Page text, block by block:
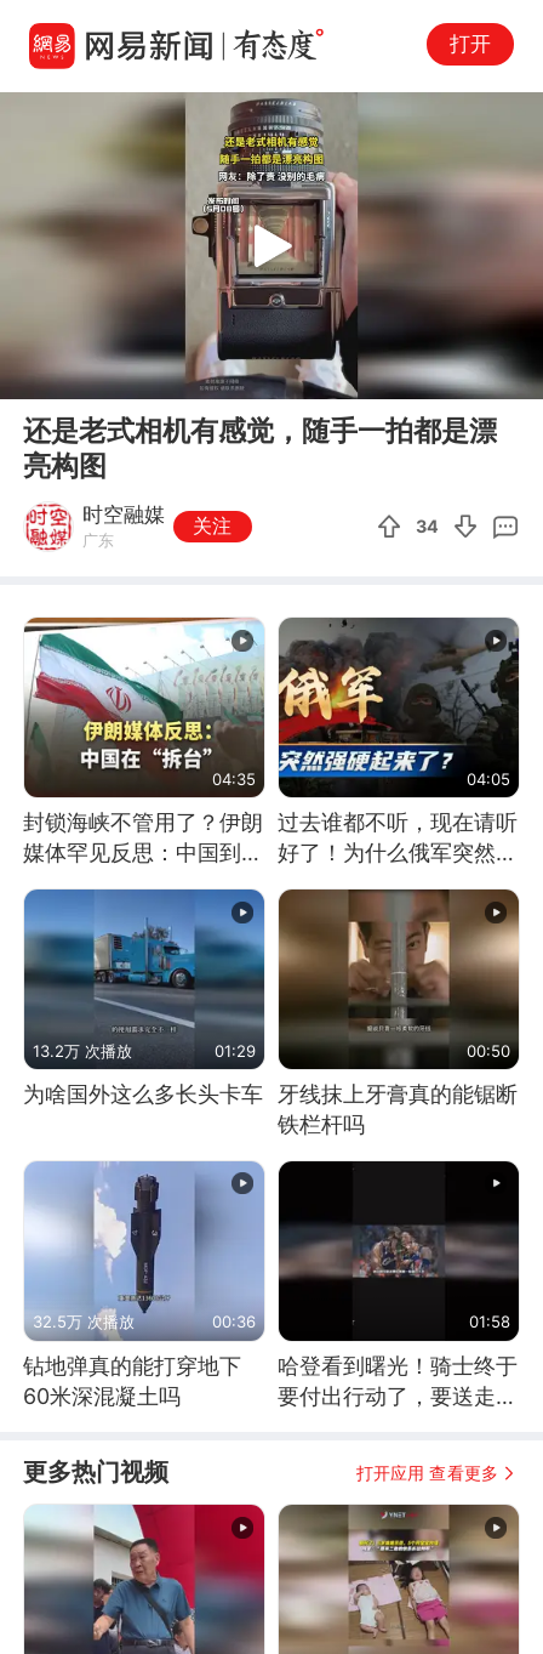
打开
00:00 00:11
Play
还是老式相机有感觉，随手一拍都是漂
亮构图
时空融媒
广东
关注 34
04:35
封锁海峡不管用了？伊朗
媒体罕见反思：中国到底
是不是在"拆台"
04:05
过去谁都不听，现在请听
好了！为什么俄军突然强
硬起来了？
13.2万 次播放 01:29
为啥国外这么多长头卡车
00:50
牙线抹上牙膏真的能锯断
铁栏杆吗
32.5万 次播放 00:36
钻地弹真的能打穿地下
60米深混凝土吗
01:58
哈登看到曙光！骑士终于
要付出行动了，要送走拖
更多热门视频 打开应用 查看更多